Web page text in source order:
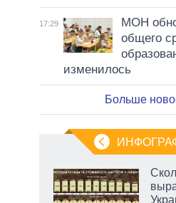
17:29
МОН
общего
изменилось
Больше